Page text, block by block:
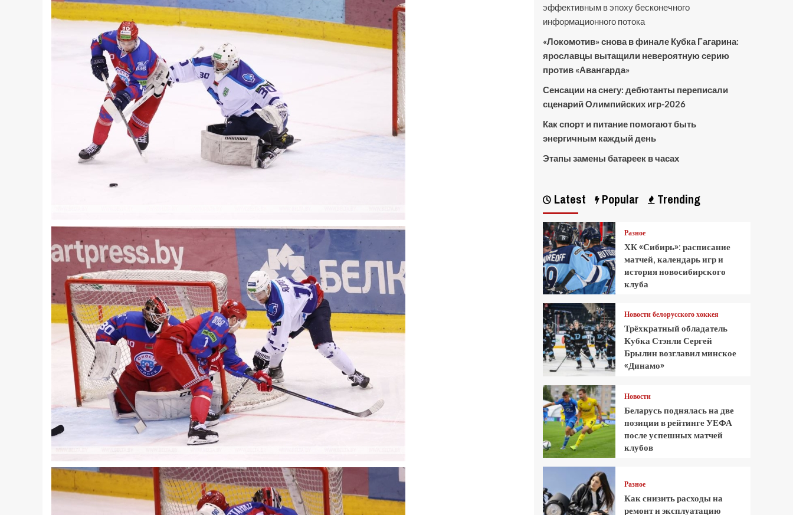
эффективным в эпоху бесконечного
информационного потока
«Локомотив» снова в финале Кубка Гагарина:
ярославцы вытащили невероятную серию
против «Авангарда»
Сенсации на снегу: дебютанты переписали
сценарий Олимпийских игр-2026
Как спорт и питание помогают быть
энергичным каждый день
Этапы замены батареек в часах
Latest Popular Trending
Разное
ХК «Сибирь»: расписание
матчей, календарь игр и
история новосибирского
клуба
Новости белорусского хоккея
Трёхкратный обладатель
Кубка Стэнли Сергей
Брылин возглавил минское
«Динамо»
Новости
Беларусь поднялась на две
позиции в рейтинге УЕФА
после успешных матчей
клубов
Разное
Как снизить расходы на
ремонт и эксплуатацию